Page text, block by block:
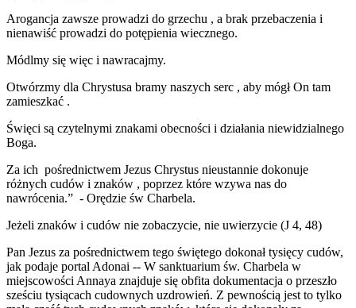
Arogancja zawsze prowadzi do grzechu , a brak przebaczenia i
nienawiść prowadzi do potępienia wiecznego.
Módlmy się więc i nawracajmy.
Otwórzmy dla Chrystusa bramy naszych serc , aby mógł On tam
zamieszkać .
Święci są czytelnymi znakami obecności i działania niewidzialnego
Boga.
Za ich pośrednictwem Jezus Chrystus nieustannie dokonuje
różnych cudów i znaków , poprzez które wzywa nas do
nawrócenia.” - Orędzie św Charbela.
Jeżeli znaków i cudów nie zobaczycie, nie uwierzycie (J 4, 48)
Pan Jezus za pośrednictwem tego świętego dokonał tysięcy cudów,
jak podaje portal Adonai -- W sanktuarium św. Charbela w
miejscowości Annaya znajduje się obfita dokumentacja o przeszło
sześciu tysiącach cudownych uzdrowień. Z pewnością jest to tylko